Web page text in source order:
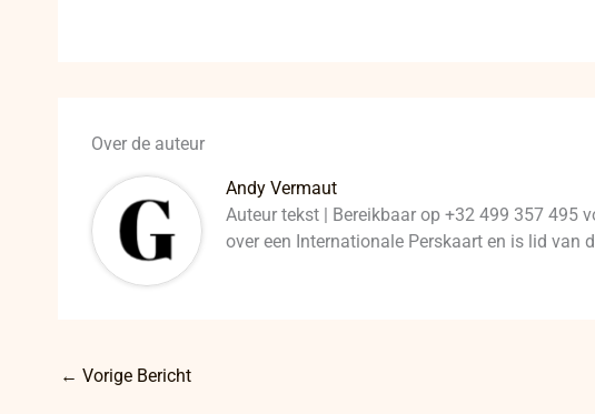
Over de auteur
Andy Vermaut
Auteur tekst | Bereikbaar op +32 499 357 495
over een Internationale Perskaart en is lid van
← Vorige Bericht